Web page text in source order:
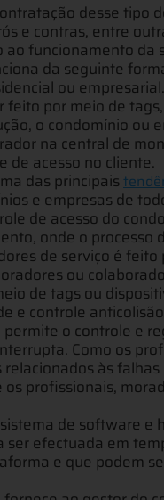
desse tipo
e contras, entre
funcionamento da
da seguinte
ou
feito por meio de
o condomínio ou
na central de
de acesso no cliente.
das principais
e empresas de
de acesso do
onde o processo
de serviço é
ou
de tags ou
e controle
o controle e
Como os
relacionados às
profissionais,
de software
ser efectuada em
e que podem